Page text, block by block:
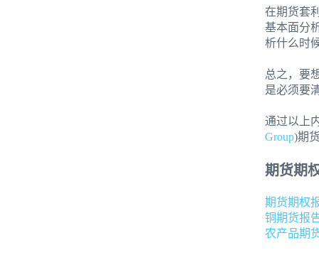
在期货套
基本面分
析什么时
总之，要
是必须要
通过以上
Group)期
期货期
期货期权
铜期货报
农产品期